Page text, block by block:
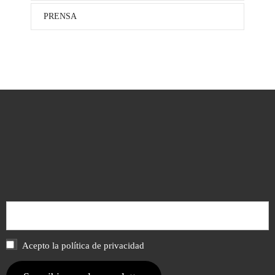
PRENSA
Acepto la política de privacidad